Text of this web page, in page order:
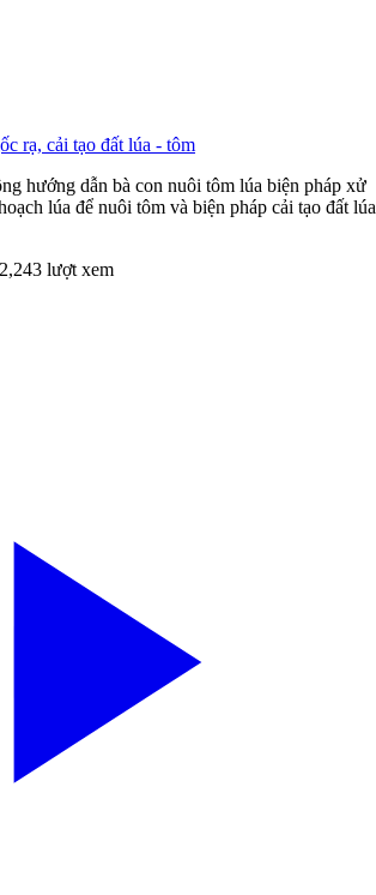
rạ, cải tạo đất lúa - tôm
hướng dẫn bà con nuôi tôm lúa biện pháp xử
lúa để nuôi tôm và biện pháp cải tạo đất lúa
lượt xem